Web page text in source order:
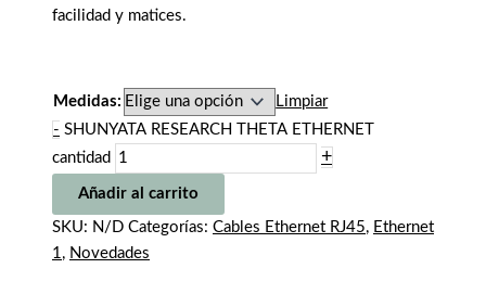
facilidad y matices.
Medidas:
Limpiar
- SHUNYATA RESEARCH THETA ETHERNET
cantidad
+
Añadir al carrito
SKU: N/D Categorías: Cables Ethernet RJ45, Ethernet
1, Novedades